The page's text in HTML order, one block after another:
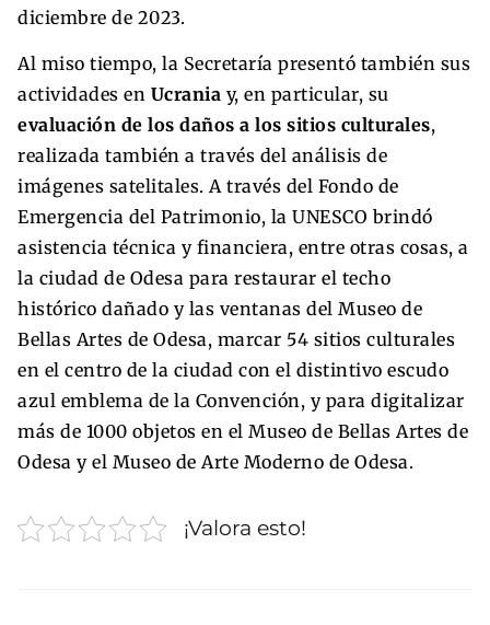
diciembre de 2023.
Al miso tiempo, la Secretaría presentó también sus
actividades en Ucrania y, en particular, su
evaluación de los daños a los sitios culturales,
realizada también a través del análisis de
imágenes satelitales. A través del Fondo de
Emergencia del Patrimonio, la UNESCO brindó
asistencia técnica y financiera, entre otras cosas, a
la ciudad de Odesa para restaurar el techo
histórico dañado y las ventanas del Museo de
Bellas Artes de Odesa, marcar 54 sitios culturales
en el centro de la ciudad con el distintivo escudo
azul emblema de la Convención, y para digitalizar
más de 1000 objetos en el Museo de Bellas Artes de
Odesa y el Museo de Arte Moderno de Odesa.
¡Valora esto!